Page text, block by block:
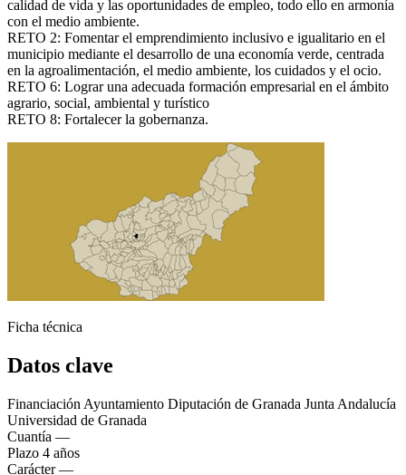
calidad de vida y las oportunidades de empleo, todo ello en armonía
con el medio ambiente.
RETO 2: Fomentar el emprendimiento inclusivo e igualitario en el
municipio mediante el desarrollo de una economía verde, centrada
en la agroalimentación, el medio ambiente, los cuidados y el ocio.
RETO 6: Lograr una adecuada formación empresarial en el ámbito
agrario, social, ambiental y turístico
RETO 8: Fortalecer la gobernanza.
Ficha técnica
Datos clave
Financiación Ayuntamiento Diputación de Granada Junta Andalucía
Universidad de Granada
Cuantía —
Plazo 4 años
Carácter —